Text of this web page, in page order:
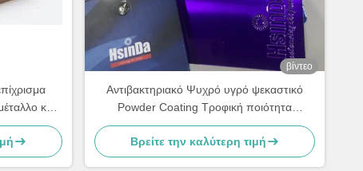
και
βίντεο
Αντιβακτηριακό Ψυχρό υγρό ψεκαστικό
Powder Coating Τροφική ποιότητα
Ανθεκτικό στον ιδρώτα και τη βρωμιά
Βρείτε την καλύτερη τιμή